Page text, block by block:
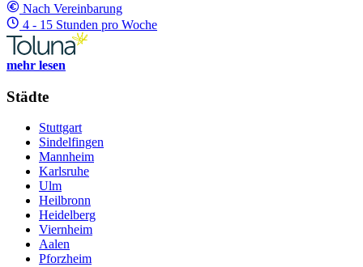
Nach Vereinbarung
4 - 15 Stunden pro Woche
mehr lesen
Städte
Stuttgart
Sindelfingen
Mannheim
Karlsruhe
Ulm
Heilbronn
Heidelberg
Viernheim
Aalen
Pforzheim